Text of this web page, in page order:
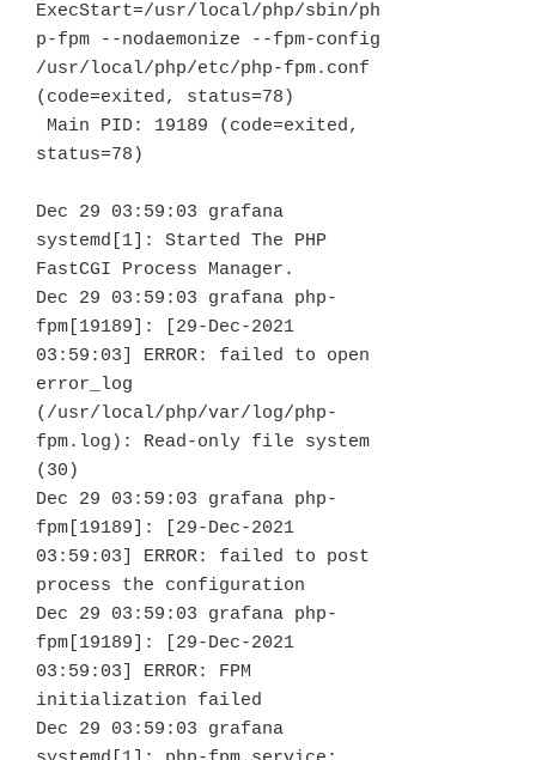
ExecStart=/usr/local/php/sbin/ph
p-fpm --nodaemonize --fpm-config
/usr/local/php/etc/php-fpm.conf
(code=exited, status=78)
status=78)
Dec 29 03:59:03 grafana
systemd[1]: Started The PHP
FastCGI Process Manager.
Dec 29 03:59:03 grafana php-
fpm[19189]: [29-Dec-2021
03:59:03] ERROR: failed to open
error_log
(/usr/local/php/var/log/php-
fpm.log): Read-only file system
(30)
Dec 29 03:59:03 grafana php-
fpm[19189]: [29-Dec-2021
03:59:03] ERROR: failed to post
process the configuration
Dec 29 03:59:03 grafana php-
fpm[19189]: [29-Dec-2021
03:59:03] ERROR: FPM
initialization failed
Dec 29 03:59:03 grafana